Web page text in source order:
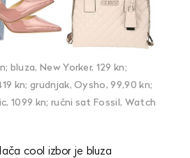
bluza, New Yorker, 129 kn;
kn; grudnjak, Oysho, 99,90 kn;
1099 kn; ručni sat Fossil, Watch
cool izbor je bluza